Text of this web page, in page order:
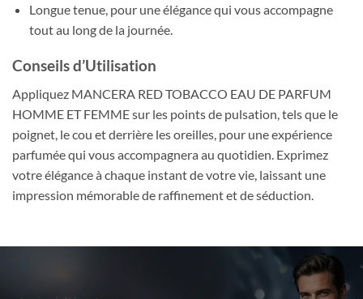
Longue tenue, pour une élégance qui vous accompagne
tout au long de la journée.
Conseils d’Utilisation
Appliquez MANCERA RED TOBACCO EAU DE PARFUM
HOMME ET FEMME sur les points de pulsation, tels que le
poignet, le cou et derrière les oreilles, pour une expérience
parfumée qui vous accompagnera au quotidien. Exprimez
votre élégance à chaque instant de votre vie, laissant une
impression mémorable de raffinement et de séduction.